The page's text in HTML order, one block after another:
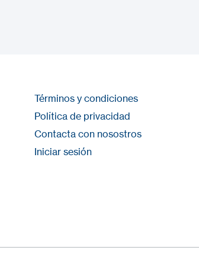
Términos y condiciones
Política de privacidad
Contacta con nosostros
Iniciar sesión